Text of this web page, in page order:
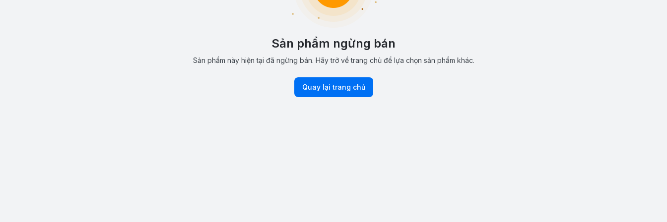
Sản phẩm ngừng bán
Sản phẩm này hiện tại đã ngừng bán. Hãy trở về trang chủ để lựa chọn sản phẩm khác.
Quay lại trang chủ